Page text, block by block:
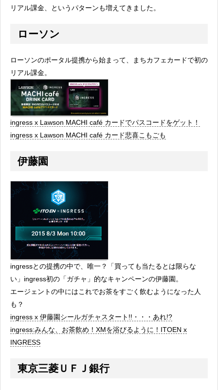
リアル課金、というパターンも増えてきました。
ローソン
ローソンのポータル提携から始まって、まちカフェカードで初の
リアル課金。
ingress x Lawson MACHI café カードでパスコードをゲット！
ingress x Lawson MACHI café カード悲喜こもごも
伊藤園
ingressとの提携の中で、唯一？「買っても当たるとは限らな
い」ingress初の「ガチャ」的なキャンペーンの伊藤園。
エージェントの中にはこれでお茶をすごく飲むようになった人
も？
ingress x 伊藤園シールガチャスタート!!・・・あれ!?
ingress:みんな、お茶飲め！XMを浴びるように！ITOEN x
INGRESS
東京三菱ＵＦＪ銀行